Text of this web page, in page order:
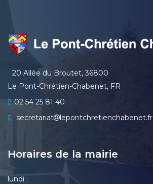
20 Allée du Broutet, 36800
Le Pont-Chrétien-Chabenet, FR
02 54 25 81 40
secretariat
lepontchretienchabenet.fr
Horaires de la mairie
lundi :